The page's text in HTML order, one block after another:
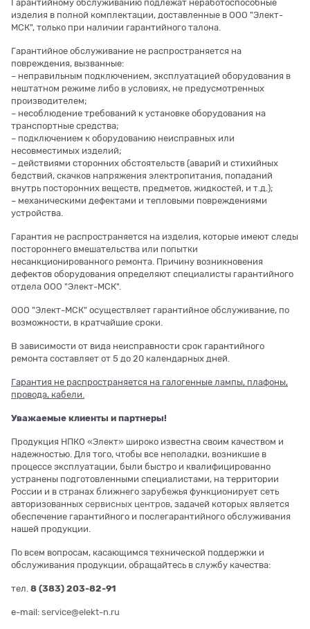
Гарантийному обслуживанию подлежат неработоспособные
изделия в полной комплектации, доставленные в ООО "Элект-
МСК", только при наличии гарантийного талона.
Гарантийное обслуживание не распространяется на
повреждения, вызванные:
– неправильным подключением, эксплуатацией оборудования в
нештатном режиме либо в условиях, не предусмотренных
производителем;
– несоблюдение требований к установке оборудования на
транспортные средства;
– подключением к оборудованию неисправных или
несовместимых изделий;
– действиями сторонних обстоятельств (аварий и стихийных
бедствий, скачков напряжения электропитания, попаданий
внутрь посторонних веществ, предметов, жидкостей, и т.д.);
– механическими дефектами и тепловыми повреждениями
устройства.
Гарантия не распространяется на изделия, которые имеют следы
постороннего вмешательства или попытки
несанкционированного ремонта. Причину возникновения
дефектов оборудования определяют специалисты гарантийного
отдела ООО "Элект-МСК".
ООО "Элект-МСК" осуществляет гарантийное обслуживание, по
возможности, в кратчайшие сроки.
В зависимости от вида неисправности срок гарантийного
ремонта составляет от 5 до 20 календарных дней.
Гарантия не распространяется на галогенные лампы, плафоны,
провода, кабели.
Уважаемые клиенты и партнеры!
Продукция НПКО «Элект» широко известна своим качеством и
надежностью. Для того, чтобы все неполадки, возникшие в
процессе эксплуатации, были быстро и квалифицированно
устранены подготовленными специалистами, на территории
России и в странах ближнего зарубежья функционирует сеть
авторизованных сервисных центров, задачей которых является
обеспечение гарантийного и послегарантийного обслуживания
нашей продукции.
По всем вопросам, касающимся технической поддержки и
обслуживания продукции, обращайтесь в службу качества:
тел. 8 (383) 203-82-91
e-mail: service@elekt-n.ru